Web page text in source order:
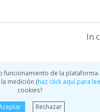
de la
medición (haz click aquí para
cookies?
Rechazar
In